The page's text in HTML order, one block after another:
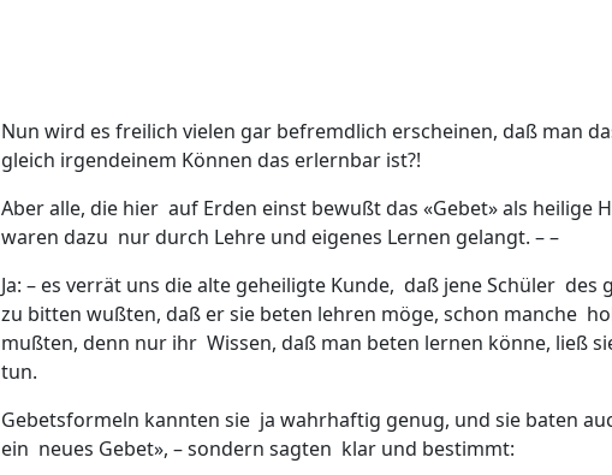
Nun wird es freilich vielen gar befremdlich erscheinen, daß man
gleich irgendeinem Können das erlernbar ist?!
Aber alle, die hier auf Erden einst bewußt das «Gebet» als heilige
waren dazu nur durch Lehre und eigenes Lernen gelangt. – –
Ja: – es verrät uns die alte geheiligte Kunde, daß jene Schüler
zu bitten wußten, daß er sie beten lehren möge, schon manche
mußten, denn nur ihr Wissen, daß man beten lernen könne, ließ
tun.
Gebetsformeln kannten sie ja wahrhaftig genug, und sie baten
ein neues Gebet», – sondern sagten klar und bestimmt: